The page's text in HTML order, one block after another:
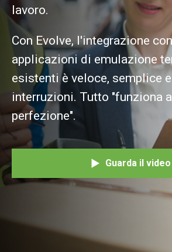
lavoro.
Con Evolve, l'integrazione
applicazioni di emulazione
esistenti è veloce, semplice
interruzioni. Tutto "funziona
perfezione".
Guarda il video